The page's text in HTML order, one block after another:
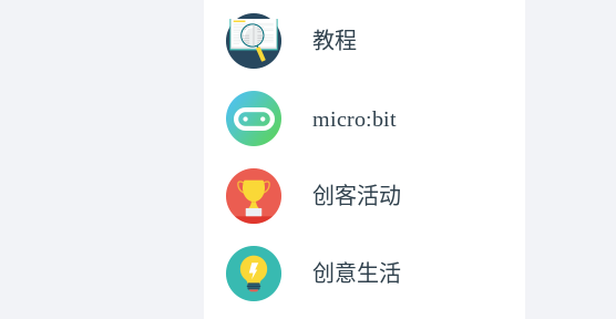
教程
micro:bit
创客活动
创意生活